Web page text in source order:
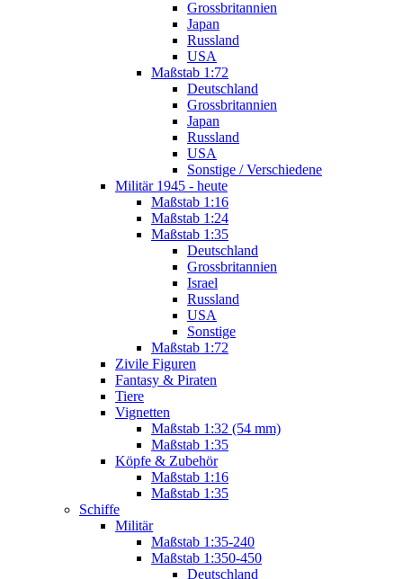
Grossbritannien
Japan
Russland
USA
Maßstab 1:72
Deutschland
Grossbritannien
Japan
Russland
USA
Sonstige / Verschiedene
Militär 1945 - heute
Maßstab 1:16
Maßstab 1:24
Maßstab 1:35
Deutschland
Grossbritannien
Israel
Russland
USA
Sonstige
Maßstab 1:72
Zivile Figuren
Fantasy & Piraten
Tiere
Vignetten
Maßstab 1:32 (54 mm)
Maßstab 1:35
Köpfe & Zubehör
Maßstab 1:16
Maßstab 1:35
Schiffe
Militär
Maßstab 1:35-240
Maßstab 1:350-450
Deutschland